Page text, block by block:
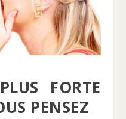
FORTE
PENSEZ